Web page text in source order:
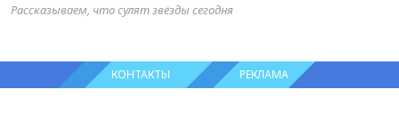
Рассказываем, что сулят звёзды сегодня
КОНТАКТЫ РЕКЛАМА